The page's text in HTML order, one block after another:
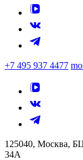
+7 495 937 4477
125040, Москва,
34А